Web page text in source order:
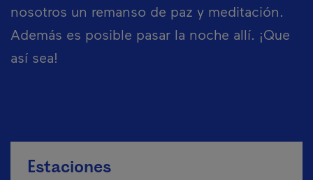
nosotros un remanso de paz y meditación.
Además es posible pasar la noche allí. ¡Que
así sea!
Estaciones